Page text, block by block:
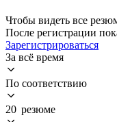
Чтобы видеть все
После регистрации
Зарегистрироваться
За всё время
По соответствию
20 резюме